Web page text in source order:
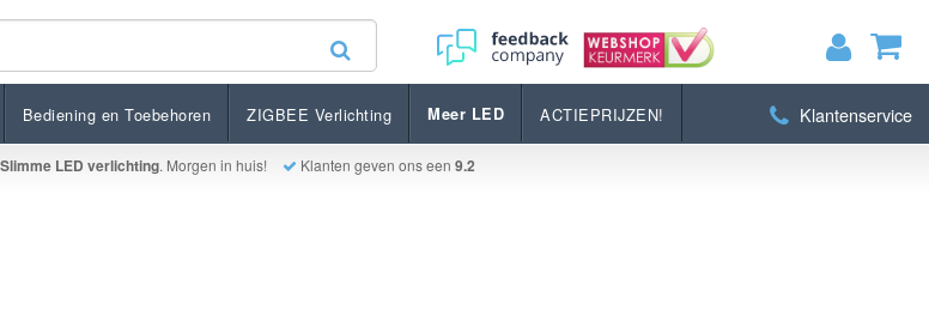
MIJN WINKELWAGEN
Bediening en Toebehoren ZIGBEE Verlichting Meer LED ACTIEPRIJZEN! Klantenservice
Slimme LED verlichting. Morgen in huis! Klanten geven ons een 9.2